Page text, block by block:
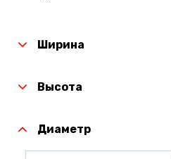
Ширина
Высота
Диаметр